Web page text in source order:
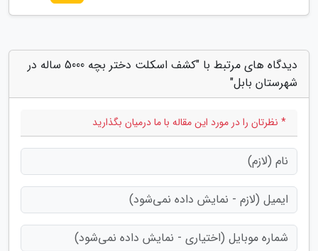
دیدگاه های مرتبط با "کشف اسکلت دختر بچه 5000 ساله در
شهرستان بابل"
* نظرتان را در مورد این مقاله با ما درمیان بگذارید